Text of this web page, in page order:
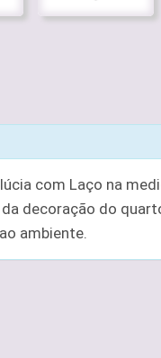
com Laço na
decoração do
ambiente.